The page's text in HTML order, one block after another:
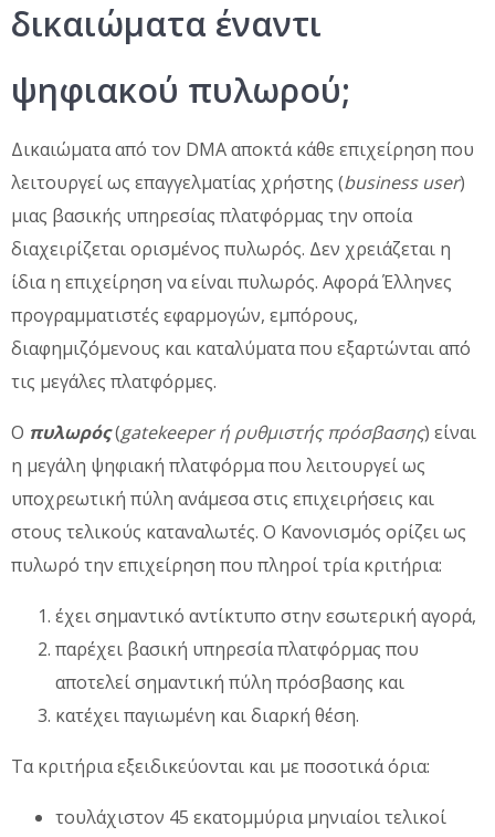
δικαιώματα έναντι
ψηφιακού πυλωρού;
Δικαιώματα από τον DMA αποκτά κάθε επιχείρηση που
λειτουργεί ως επαγγελματίας χρήστης (business user)
μιας βασικής υπηρεσίας πλατφόρμας την οποία
διαχειρίζεται ορισμένος πυλωρός. Δεν χρειάζεται η
ίδια η επιχείρηση να είναι πυλωρός. Αφορά Έλληνες
προγραμματιστές εφαρμογών, εμπόρους,
διαφημιζόμενους και καταλύματα που εξαρτώνται από
τις μεγάλες πλατφόρμες.
Ο πυλωρός(gatekeeper ή ρυθμιστής πρόσβασης) είναι
η μεγάλη ψηφιακή πλατφόρμα που λειτουργεί ως
υποχρεωτική πύλη ανάμεσα στις επιχειρήσεις και
στους τελικούς καταναλωτές. Ο Κανονισμός ορίζει ως
πυλωρό την επιχείρηση που πληροί τρία κριτήρια:
έχει σημαντικό αντίκτυπο στην εσωτερική αγορά,
παρέχει βασική υπηρεσία πλατφόρμας που
αποτελεί σημαντική πύλη πρόσβασης και
κατέχει παγιωμένη και διαρκή θέση.
Τα κριτήρια εξειδικεύονται και με ποσοτικά όρια:
τουλάχιστον 45 εκατομμύρια μηνιαίοι τελικοί